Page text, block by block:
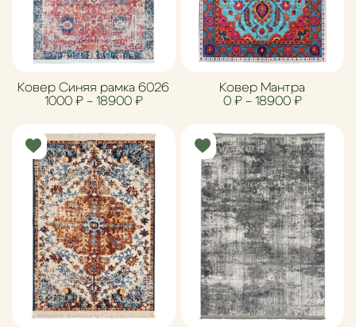
Ковер Синяя рамка 6026
1000 ₽ – 18900 ₽Диапазон цен: 1000 ₽ – 18900 ₽
Ковер Мантра
0 ₽ – 18900 ₽